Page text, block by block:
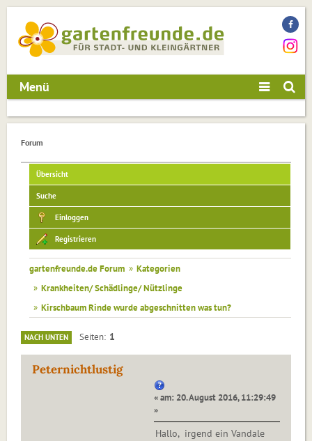
Menü
Forum
Übersicht
Suche
Einloggen
Registrieren
gartenfreunde.de Forum » Kategorien
» Krankheiten/ Schädlinge/ Nützlinge
» Kirschbaum Rinde wurde abgeschnitten was tun?
NACH UNTEN Seiten 1
Peternichtlustig
« am: 20. August 2016, 11:29:49
»
Hallo, irgend ein Vandale